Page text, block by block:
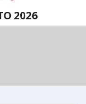
2026